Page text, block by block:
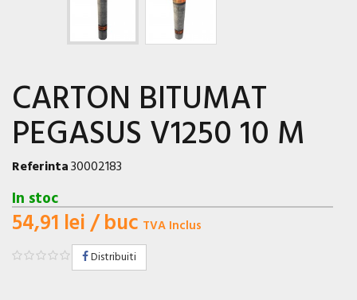
CARTON BITUMAT
PEGASUS V1250 10 M
Referinta30002183
In stoc
54,91 lei/ buc TVA Inclus
Distribuiti